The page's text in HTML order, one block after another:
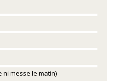
messe le matin)